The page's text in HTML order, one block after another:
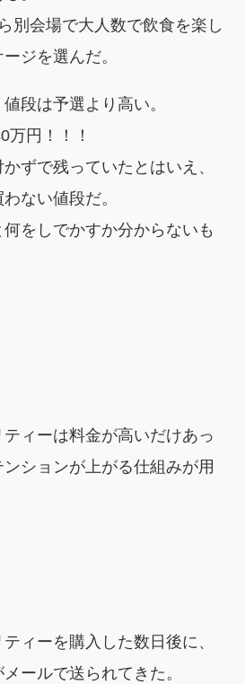
別会場で大人数で飲食を楽し
ジを選んだ。
段は予選より高い。
万円！！！
ずで残っていたとはいえ、
ない値段だ。
をしでかすか分からないも
ィーは料金が高いだけあっ
ションが上がる仕組みが用
ィーを購入した数日後に、
ールで送られてきた。